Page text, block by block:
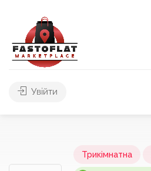
Увійти
Трикімнатна